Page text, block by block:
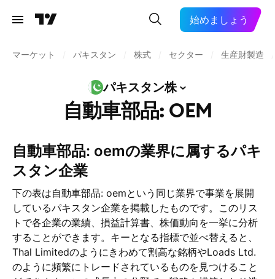
始めましょう
マーケット パキスタン 株式 セクター 生産財製造
パキスタン株
自動車部品: OEM
自動車部品: oemの業界に属するパキ
スタン企業
下の表は自動車部品: oemという同じ業界で事業を展開
しているパキスタン企業を掲載したものです。このリス
トで各企業の業績、損益計算書、株価動向を一挙に分析
することができます。キーとなる指標で並べ替えると、
Thal Limitedのようにきわめて割高な銘柄やLoads Ltd.
のように頻繁にトレードされているものを見つけること